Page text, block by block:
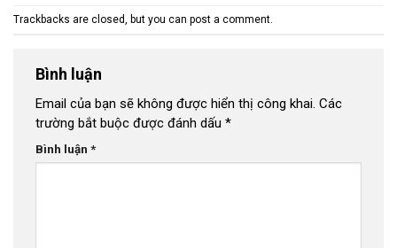
Trackbacks are closed, but you can post a comment.
Bình luận
Email của bạn sẽ không được hiển thị công khai. Các
trường bắt buộc được đánh dấu *
Bình luận *